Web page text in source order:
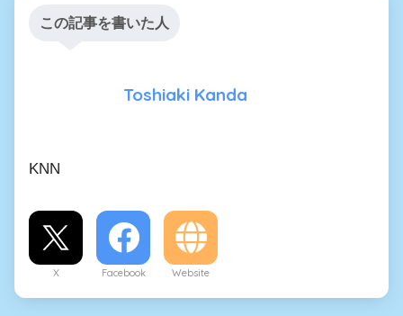
この記事を書いた人
Toshiaki Kanda
KNN
X Facebook Website